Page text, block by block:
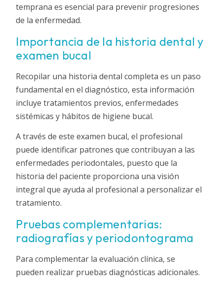
temprana es esencial para prevenir progresiones
de la enfermedad.
Importancia de la historia dental y
examen bucal
Recopilar una historia dental completa es un paso
fundamental en el diagnóstico, esta información
incluye tratamientos previos, enfermedades
sistémicas y hábitos de higiene bucal.
A través de este examen bucal, el profesional
puede identificar patrones que contribuyan a las
enfermedades periodontales, puesto que la
historia del paciente proporciona una visión
integral que ayuda al profesional a personalizar el
tratamiento.
Pruebas complementarias:
radiografías y periodontograma
Para complementar la evaluación clínica, se
pueden realizar pruebas diagnósticas adicionales.